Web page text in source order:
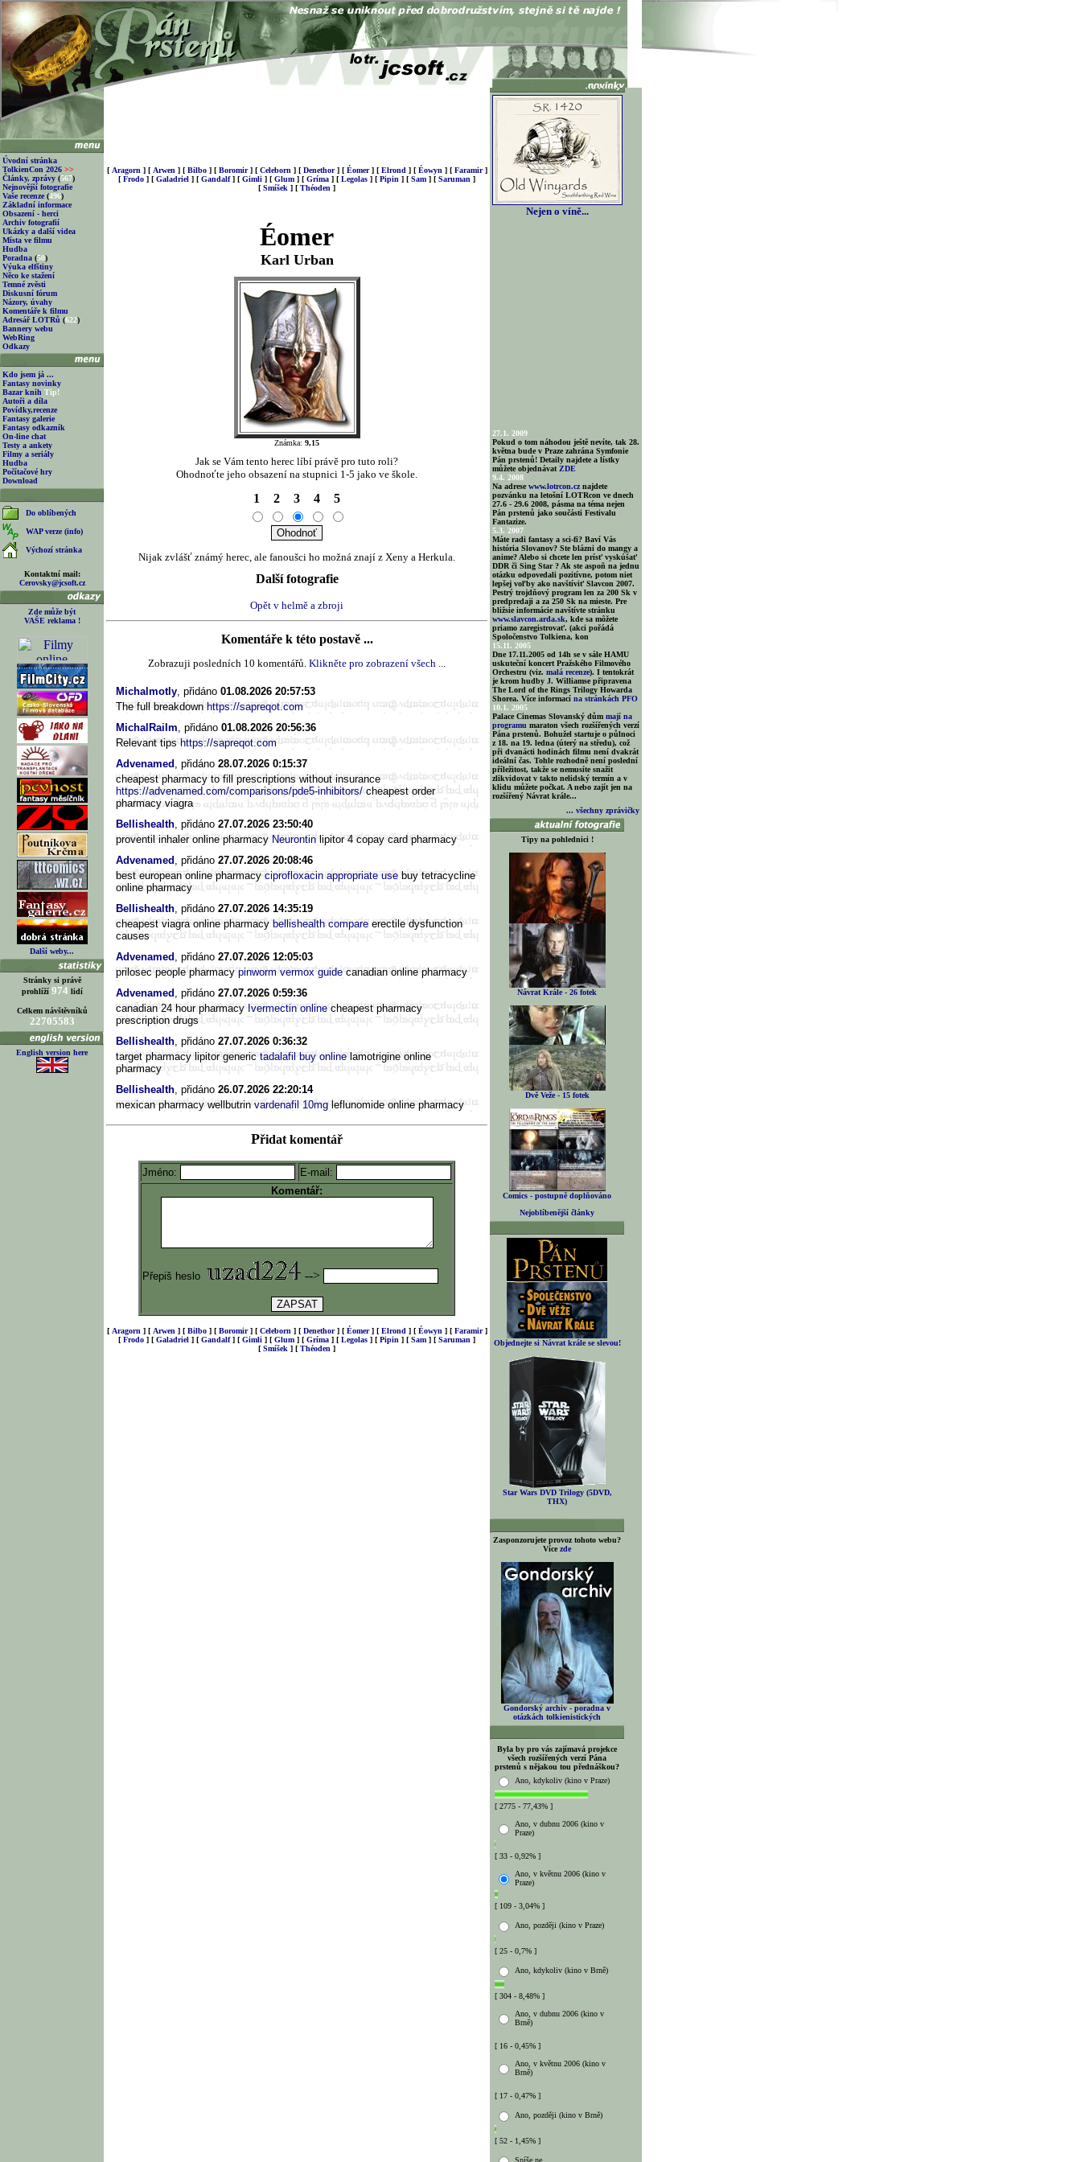
Úvodní stránka
TolkienCon 2026 >>
Články, zprávy (567)
Nejnovější fotografie
Vaše recenze (496)
Základní informace
Obsazení - herci
Archiv fotografií
Ukázky a další videa
Místa ve filmu
Hudba
Poradna (50)
Výuka elfštiny
Něco ke stažení
Temné zvěsti
Diskusní fórum
Názory, úvahy
Komentáře k filmu
Adresář LOTRů (622)
Bannery webu
WebRing
Odkazy
Kdo jsem já ...
Fantasy novinky
Bazar knih Tip!
Autoři a díla
Povídky,recenze
Fantasy galerie
Fantasy odkazník
On-line chat
Testy a ankety
Filmy a seriály
Hudba
Počítačové hry
Download
Do oblíbených
WAP verze (info)
Výchozí stránka
Kontaktní mail:
Cerovsky@jcsoft.cz
Zde může být
VAŠE reklama !
Další weby...
Stránky si právě
prohlíží974 lidí
Celkem návštěvníků
22705583
English version here
[ Aragorn ] [ Arwen ] [ Bilbo] [ Boromir] [ Celeborn ] [ Denethor] [ Éomer] [ Elrond ] [ Éowyn ] [ Faramir]
[ Frodo ] [ Galadriel ] [ Gandalf] [ Gimli ] [ Glum ] [ Gríma ] [ Legolas ] [ Pipin ] [ Sam ] [ Saruman ]
[ Smíšek ] [ Théoden ]
Éomer
Karl Urban
Známka: 9,15
Jak se Vám tento herec líbí právě pro tuto roli?
Ohodnoťte jeho obsazení na stupnici 1-5 jako ve škole.
1 2 3 4 5
Nijak zvlášť známý herec, ale fanoušci ho možná znají z Xeny a Herkula.
Další fotografie
Opět v helmě a zbroji
Komentáře k této postavě ...
Zobrazuji posledních 10 komentářů. Klikněte pro zobrazení všech ...
Michalmotly, přidáno 01.08.2026 20:57:53
The full breakdownhttps://sapreqot.com
MichalRailm, přidáno 01.08.2026 20:56:36
Relevant tipshttps://sapreqot.com
Advenamed , přidáno 28.07.2026 0:15:37
cheapest pharmacy to fill prescriptions without insurance
https://advenamed.com/comparisons/pde5-inhibitors/cheapest order
pharmacy viagra
Bellishealth, přidáno 27.07.2026 23:50:40
proventil inhaler online pharmacyNeurontinlipitor 4 copay card pharmacy
Advenamed , přidáno 27.07.2026 20:08:46
best european online pharmacyciprofloxacin appropriate usebuy tetracycline
online pharmacy
Bellishealth, přidáno 27.07.2026 14:35:19
cheapest viagra online pharmacybellishealth compare erectile dysfunction
causes
Advenamed , přidáno 27.07.2026 12:05:03
prilosec people pharmacypinworm vermox guidecanadian online pharmacy
Advenamed , přidáno 27.07.2026 0:59:36
canadian 24 hour pharmacyIvermectin onlinecheapest pharmacy
prescription drugs
Bellishealth, přidáno 27.07.2026 0:36:32
target pharmacy lipitor generictadalafil buy onlinelamotrigine online
pharmacy
Bellishealth, přidáno 26.07.2026 22:20:14
mexican pharmacy wellbutrinvardenafil 10mgleflunomide online pharmacy
Přidat komentář
Jméno:
E-mail:
Komentář:
Přepiš heslo -->
[ Aragorn ] [ Arwen ] [ Bilbo] [ Boromir] [ Celeborn ] [ Denethor] [ Éomer] [ Elrond ] [ Éowyn ] [ Faramir]
[ Frodo ] [ Galadriel ] [ Gandalf] [ Gimli ] [ Glum ] [ Gríma ] [ Legolas ] [ Pipin ] [ Sam ] [ Saruman ]
[ Smíšek ] [ Théoden ]
Nejen o víně...
27.1. 2009
Pokud o tom náhodou ještě nevíte, tak 28.
května bude v Praze zahrána Symfonie
Pán prstenů! Detaily najdete a lístky
můžete objednávat ZDE
9.4. 2008
Na adrese www.lotrcon.cznajdete
pozvánku na letošní LOTRcon ve dnech
27.6 - 29.6 2008, pásma na téma nejen
Pán prstenů jako součásti Festivalu
Fantazize.
5.3. 2007
Máte radi fantasy a sci-fi? Baví Vás
história Slovanov? Ste blázni do mangy a
anime? Alebo si chcete len prísť vyskúšať
DDR či Sing Star ? Ak ste aspoň na jednu
otázku odpovedali pozitívne, potom niet
lepšej voľby ako navštíviť Slavcon 2007.
Pestrý trojdňový program len za 200 Sk v
predpredaji a za 250 Sk na mieste. Pre
bližsie informácie navštívte stránku
www.slavcon.arda.sk, kde sa môžete
priamo zaregistrovať. (akci pořádá
Spoločenstvo Tolkiena, kon
15.11. 2005
Dne 17.11.2005 od 14h se v sále HAMU
uskuteční koncert Pražského Filmového
Orchestru (viz. malá recenze). I tentokrát
je krom hudby J. Williamse připravena
The Lord of the Rings Trilogy Howarda
Shorea. Více informací na stránkách PFO
10.1. 2005
Palace Cinemas Slovanský dům mají na
programu maraton všech rozšířených verzí
Pána prstenů. Bohužel startuje o půlnoci
z 18. na 19. ledna (úterý na středu), což
při dvanácti hodinách filmu není dvakrát
ideální čas. Tohle rozhodně není poslední
příležitost, takže se nemusíte snažit
zlikvidovat v takto nelidský termín a v
klidu můžete počkat. A nebo zajít jen na
rozšířený Návrat krále...
... všechny zprávičky
Tipy na pohlednici !
Návrat Krále - 26 fotek
Dvě Veže - 15 fotek
Comics - postupně doplňováno
Nejoblíbenější články
Objednejte si Návrat krále se slevou!
Star Wars DVD Trilogy (5DVD,
THX)
Zasponzorujete provoz tohoto webu?
Více zde
Gondorský archiv - poradna v
otázkách tolkienistických
Byla by pro vás zajímavá projekce
všech rozšířených verzí Pána
prstenů s nějakou tou přednáškou?
Ano, kdykoliv (kino v Praze)
[ 2775 - 77,43% ]
Ano, v dubnu 2006 (kino v
Praze)
[ 33 - 0,92% ]
Ano, v květnu 2006 (kino v
Praze)
[ 109 - 3,04% ]
Ano, později (kino v Praze)
[ 25 - 0,7% ]
Ano, kdykoliv (kino v Brně)
[ 304 - 8,48% ]
Ano, v dubnu 2006 (kino v
Brně)
[ 16 - 0,45% ]
Ano, v květnu 2006 (kino v
Brně)
[ 17 - 0,47% ]
Ano, později (kino v Brně)
[ 52 - 1,45% ]
Spíše ne